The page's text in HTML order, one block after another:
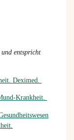
entspricht
Deximed.
Krankheit.